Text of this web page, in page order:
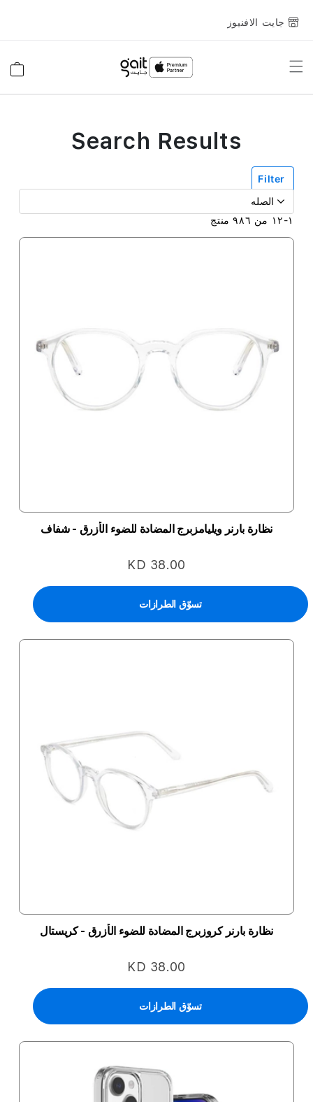
جايت الافنيوز
Toggle
Filter
١-١٢ من ٩٨٦منتج
نظارة بارنر ويليامزبرج المضادة للضوء الأزرق - شفاف
KD 38.00
تسوّق الطرازات
نظارة بارنر كروزبرج المضادة للضوء الأزرق - كريستال
KD 38.00
تسوّق الطرازات
Search Results